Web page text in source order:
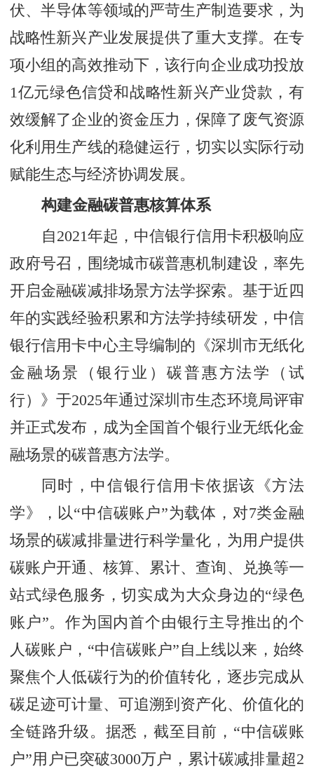
伏、半导体等领域的严苛生产制造要求，为
战略性新兴产业发展提供了重大支撑。在专
项小组的高效推动下，该行向企业成功投放
1亿元绿色信贷和战略性新兴产业贷款，有
效缓解了企业的资金压力，保障了废气资源
化利用生产线的稳健运行，切实以实际行动
赋能生态与经济协调发展。
构建金融碳普惠核算体系
自2021年起，中信银行信用卡积极响应
政府号召，围绕城市碳普惠机制建设，率先
开启金融碳减排场景方法学探索。基于近四
年的实践经验积累和方法学持续研发，中信
银行信用卡中心主导编制的《深圳市无纸化
金融场景（银行业）碳普惠方法学（试
行）》于2025年通过深圳市生态环境局评审
并正式发布，成为全国首个银行业无纸化金
融场景的碳普惠方法学。
同时，中信银行信用卡依据该《方法
学》，以“中信碳账户”为载体，对7类金融
场景的碳减排量进行科学量化，为用户提供
碳账户开通、核算、累计、查询、兑换等一
站式绿色服务，切实成为大众身边的“绿色
账户”。作为国内首个由银行主导推出的个
人碳账户，“中信碳账户”自上线以来，始终
聚焦个人低碳行为的价值转化，逐步完成从
碳足迹可计量、可追溯到资产化、价值化的
全链路升级。据悉，截至目前，“中信碳账
户”用户已突破3000万户，累计碳减排量超2